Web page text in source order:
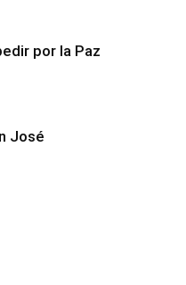
por la Paz
José